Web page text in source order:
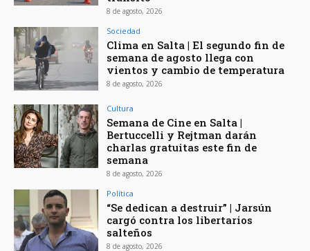
8 de agosto, 2026
Sociedad
Clima en Salta | El segundo fin de
semana de agosto llega con
vientos y cambio de temperatura
8 de agosto, 2026
Cultura
Semana de Cine en Salta |
Bertuccelli y Rejtman darán
charlas gratuitas este fin de
semana
8 de agosto, 2026
Política
“Se dedican a destruir” | Jarsún
cargó contra los libertarios
salteños
8 de agosto, 2026